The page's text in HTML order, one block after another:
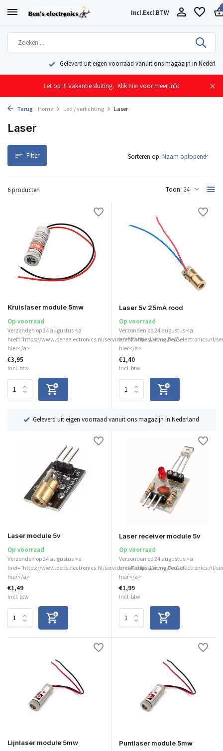
Incl.Excl.BTW
Geleverd uit eigen voorraad vanuit ons magazijn in Nederland
Let op !!! Vakantie sluiting. Klik hier voor meer info
Terug Home Led / verlichting Laser
Laser
Filter
6 producten Toon:
Sorteren op:
Kruislaser module 5mw
Op voorraad
Verzonden op 24 augustus <a
href="https://www.benselectronics.nl/service/vakantiesluiting/">Zie
hier</a>
€3,95
Incl. btw
Laser 5v 25mA rood
Op voorraad
Verzonden op 24 augustus <a
href="https://www.benselectronics.nl/
hier</a>
€1,40
Incl. btw
Geleverd uit eigen voorraad vanuit ons magazijn in Nederland
Laser module 5v
Op voorraad
Verzonden op 24 augustus <a
href="https://www.benselectronics.nl/service/vakantiesluiting/">Zie
hier</a>
€1,49
Incl. btw
Laser receiver module 5v
Op voorraad
Verzonden op 24 augustus <a
href="https://www.benselectronics.nl/
hier</a>
€1,99
Incl. btw
Lijnlaser module 5mw Puntlaser module 5mw